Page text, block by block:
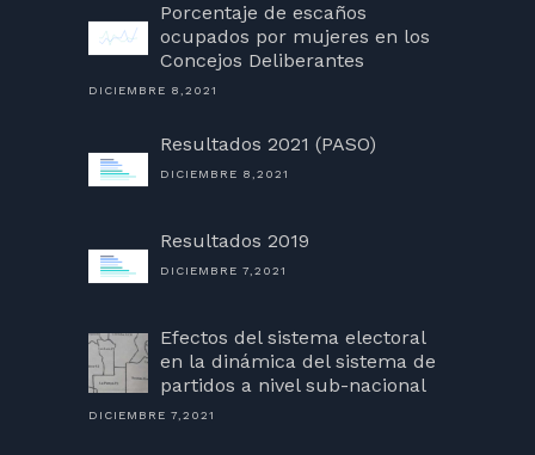
Porcentaje de escaños
ocupados por mujeres en los
Concejos Deliberantes
DICIEMBRE 8,2021
Resultados 2021 (PASO)
DICIEMBRE 8,2021
Resultados 2019
DICIEMBRE 7,2021
Efectos del sistema electoral
en la dinámica del sistema de
partidos a nivel sub-nacional
DICIEMBRE 7,2021